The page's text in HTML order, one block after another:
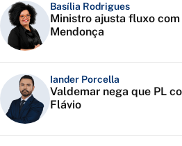
Basília Rodrigues
Ministro ajusta fluxo
Mendonça
Iander Porcella
Valdemar nega que PL
Flávio